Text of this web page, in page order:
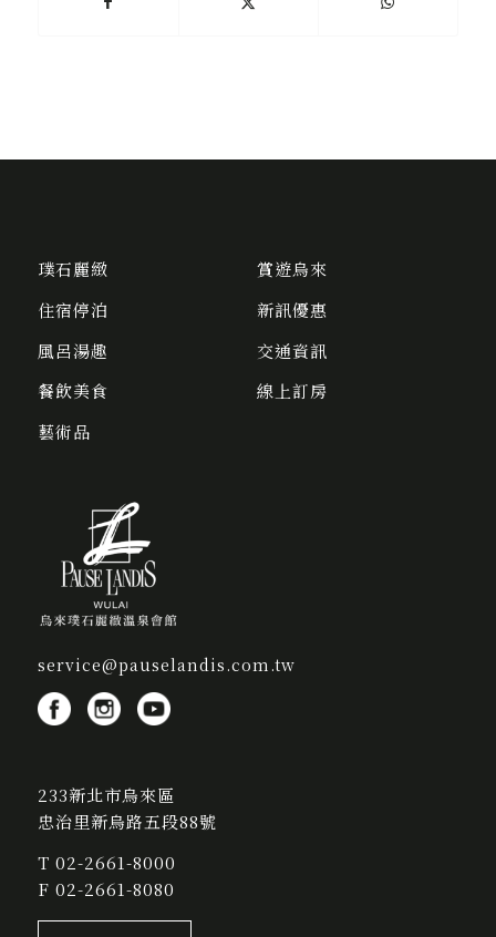
璞石麗緻
住宿停泊
風呂湯趣
餐飲美食
藝術品
賞遊烏來
新訊優惠
交通資訊
線上訂房
service@pauselandis.com.tw
233新北市烏來區
忠治里新烏路五段88號
T 02-2661-8000
F 02-2661-8080